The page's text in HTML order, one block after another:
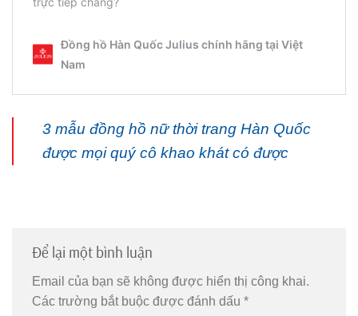
3 mẫu đồng hồ nữ thời trang Hàn Quốc
được mọi quý cô khao khát có được
Để lại một bình luận
Email của bạn sẽ không được hiển thị công khai.
Các trường bắt buộc được đánh dấu *